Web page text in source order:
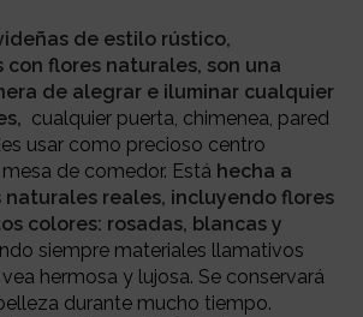
de estilo rústico,
flores naturales, son una
de alegrar e iluminar cualquier
cualquier puerta, chimenea, pared
usar como precioso centro
de comedor. Está hecha a
naturales reales, incluyendo flores
colores: rosadas, blancas y
siempre materiales llamativos
hermosa y lujosa. Se conservará
durante mucho tiempo.